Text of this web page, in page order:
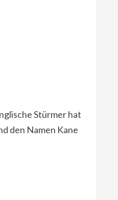
Stürmer hat
den Namen Kane